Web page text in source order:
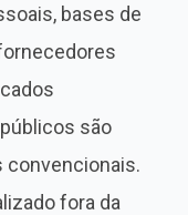
bases de
são
convencionais.
fora da